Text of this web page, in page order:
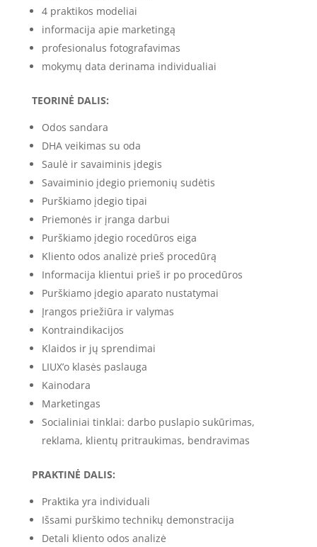
4 praktikos modeliai
informacija apie marketingą
profesionalus fotografavimas
mokymų data derinama individualiai
TEORINĖ DALIS:
Odos sandara
DHA veikimas su oda
Saulė ir savaiminis įdegis
Savaiminio įdegio priemonių sudėtis
Purškiamo įdegio tipai
Priemonės ir įranga darbui
Purškiamo įdegio rocedūros eiga
Kliento odos analizė prieš procedūrą
Informacija klientui prieš ir po procedūros
Purškiamo įdegio aparato nustatymai
Įrangos priežiūra ir valymas
Kontraindikacijos
Klaidos ir jų sprendimai
LIUX’o klasės paslauga
Kainodara
Marketingas
Socialiniai tinklai: darbo puslapio sukūrimas,
reklama, klientų pritraukimas, bendravimas
PRAKTINĖ DALIS:
Praktika yra individuali
Išsami purškimo technikų demonstracija
Detali kliento odos analizė